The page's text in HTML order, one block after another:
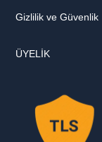
Gizlilik ve Güvenlik
ÜYELİK